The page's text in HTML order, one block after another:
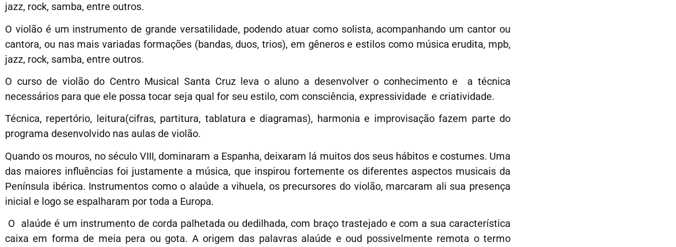
jazz, rock, samba, entre outros.
O violão é um instrumento de grande versatilidade, podendo atuar como solista, acompanhando um cantor ou
cantora, ou nas mais variadas formações (bandas, duos, trios), em gêneros e estilos como música erudita, mpb,
jazz, rock, samba, entre outros.
O curso de violão do Centro Musical Santa Cruz leva o aluno a desenvolver o conhecimento e a técnica
necessários para que ele possa tocar seja qual for seu estilo, com consciência, expressividade e criatividade.
Técnica, repertório, leitura(cifras, partitura, tablatura e diagramas), harmonia e improvisação fazem parte do
programa desenvolvido nas aulas de violão.
Quando os mouros, no século VIII, dominaram a Espanha, deixaram lá muitos dos seus hábitos e costumes. Uma
das maiores influências foi justamente a música, que inspirou fortemente os diferentes aspectos musicais da
Península ibérica. Instrumentos como o alaúde a vihuela, os precursores do violão, marcaram ali sua presença
inicial e logo se espalharam por toda a Europa.
O alaúde é um instrumento de corda palhetada ou dedilhada, com braço trastejado e com a sua característica
caixa em forma de meia pera ou gota. A origem das palavras alaúde e oud possivelmente remota o termo